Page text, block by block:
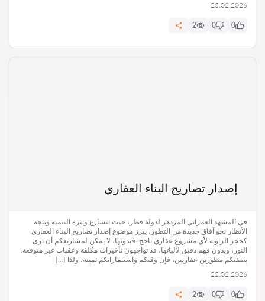
23.02.2026
0
0
2
إصدار تصاريح البناء العقاري
في المشهد العمراني المزدهر لدولة قطر، حيث تتسارع وتيرة التنمية وتتجه
الأنظار نحو آفاق جديدة من التطور، يبرز موضوع إصدار تصاريح البناء العقاري
كحجر الزاوية لأي مشروع عقاري ناجح. فبدونها، لا يمكن لمشاريعكم أن ترى
النور، وبدون فهم دقيق لآلياتها، قد تواجهون تأخيرات مكلفة وعقبات غير متوقعة.
بصفتكم مطورين عقاريين، فإن وقتكم واستثماراتكم ثمينة، ولذا […]
22.02.2026
0
0
2